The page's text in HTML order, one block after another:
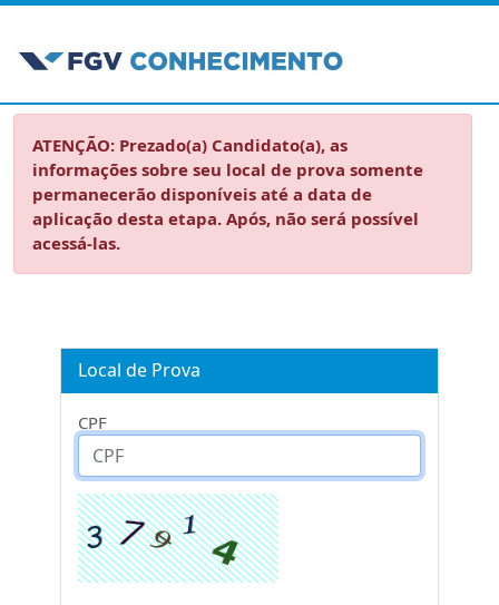
ATENÇÃO: Prezado(a) Candidato(a), as
informações sobre seu local de prova somente
permanecerão disponíveis até a data de
aplicação desta etapa. Após, não será possível
acessá-las.
Local de Prova
CPF